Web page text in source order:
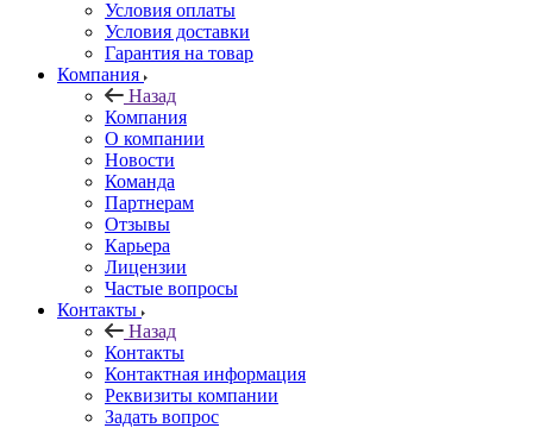
Условия оплаты
Условия доставки
Гарантия на товар
Компания
Назад
Компания
О компании
Новости
Команда
Партнерам
Отзывы
Карьера
Лицензии
Частые вопросы
Контакты
Назад
Контакты
Контактная информация
Реквизиты компании
Задать вопрос